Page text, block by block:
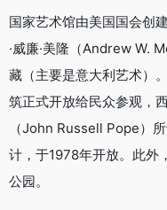
国家艺术馆由美国国会创
·威廉·美隆（Andrew W.
藏（主要是意大利艺术）
筑正式开放给民众参观，
（John Russell Pope）
计，于1978年开放。此外
公园。